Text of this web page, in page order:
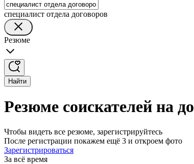
специалист отдела договоров
Резюме
Найти
Резюме соискателей на
Чтобы видеть все резюме, зарегистрируйтесь
После регистрации покажем ещё 3 и откроем фото
Зарегистрироваться
За всё время